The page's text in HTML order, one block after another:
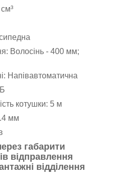
Волосінь - 400 мм;
Напівавтоматична
котушки: 5 м
мм
габарити
відправлення
відділення